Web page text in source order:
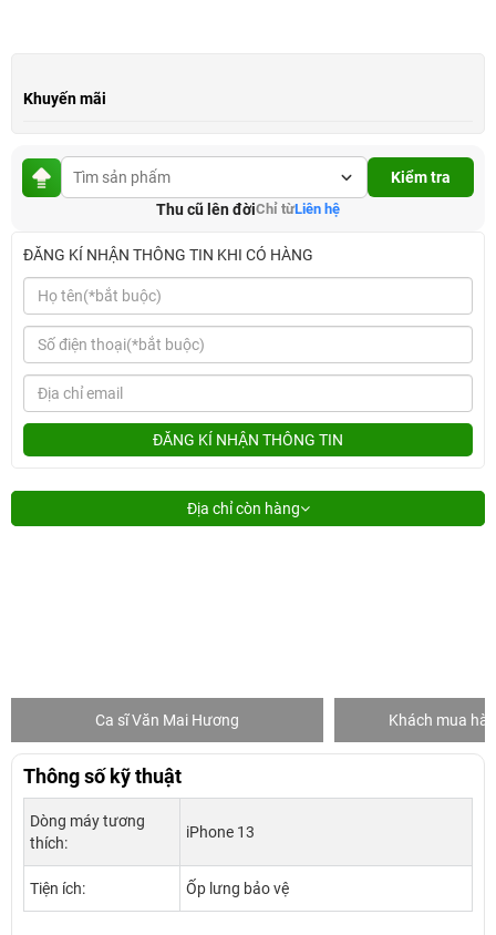
Khuyến mãi
Kiểm tra
Thu cũ lên đờiChỉ từLiên hệ
ĐĂNG KÍ NHẬN THÔNG TIN KHI CÓ HÀNG
ĐĂNG KÍ NHẬN THÔNG TIN
Địa chỉ còn hàng
Ca sĩ Văn Mai Hương Khách mua
Thông số kỹ thuật
Dòng máy tương
thích:
iPhone 13
Tiện ích: Ốp lưng bảo vệ